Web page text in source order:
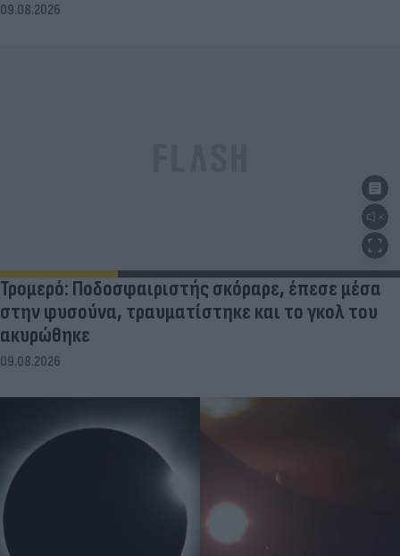
09.08.2026
Τρομερό: Ποδοσφαιριστής σκόραρε, έπεσε μέσα
στην φυσούνα, τραυματίστηκε και το γκολ του
ακυρώθηκε
09.08.2026